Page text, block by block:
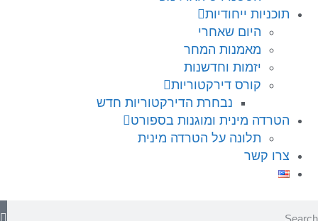
תוכניות ייחודיות
היום שאחרי
מאמנות המחר
יזמות וחדשנות
קורס דירקטוריות
נבחרת הדירקטוריות חדש
הטרדה מינית ומוגנות בספורט
תלונה על הטרדה מינית
צרו קשר